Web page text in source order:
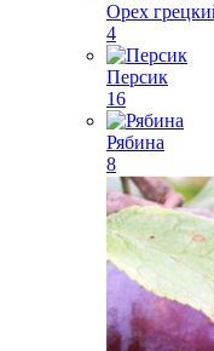
Орех
4
Персик
16
Рябина
8